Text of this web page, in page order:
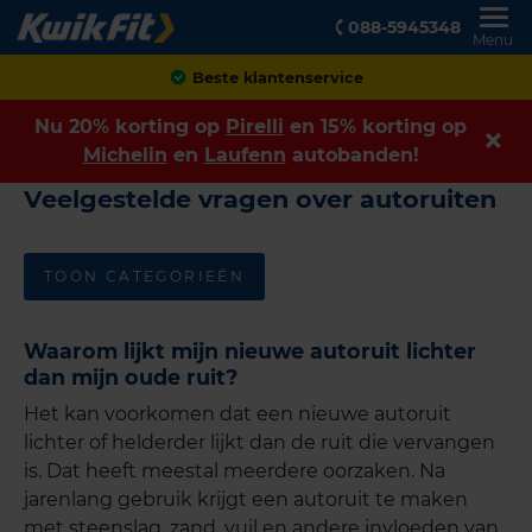
088-5945348
Menu
Beste klantenservice
Nu 20% korting op Pirelli en 15% korting op
Michelin en Laufenn autobanden!
Veelgestelde vragen over autoruiten
TOON CATEGORIEËN
Waarom lijkt mijn nieuwe autoruit lichter
dan mijn oude ruit?
Het kan voorkomen dat een nieuwe autoruit
lichter of helderder lijkt dan de ruit die vervangen
is. Dat heeft meestal meerdere oorzaken. Na
jarenlang gebruik krijgt een autoruit te maken